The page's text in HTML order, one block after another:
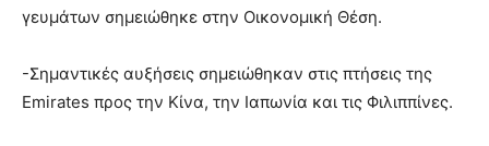
γευμάτων σημειώθηκε στην Οικονομική Θέση.
-Σημαντικές αυξήσεις σημειώθηκαν στις πτήσεις της
Emirates προς την Κίνα, την Ιαπωνία και τις Φιλιππίνες.